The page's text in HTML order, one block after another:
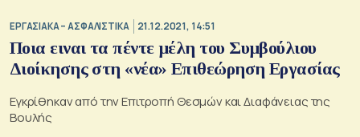
ΕΡΓΑΣΙΑΚΑ – ΑΣΦΑΛΙΣΤΙΚΑ 21.12.2021, 14:51
Ποια ειναι τα πέντε μέλη του Συμβούλιου
Διοίκησης στη «νέα» Επιθεώρηση Εργασίας
Eγκρίθηκαν από την Επιτροπή Θεσμών και Διαφάνειας της
Βουλής